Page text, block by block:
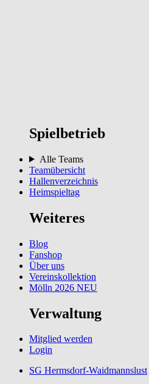
Spielbetrieb
Alle Teams
Teamübersicht
Hallenverzeichnis
Heimspieltag
Weiteres
Blog
Fanshop
Über uns
Vereinskollektion
Mölln 2026 NEU
Verwaltung
Mitglied werden
Login
SG Hermsdorf-Waidmannslust